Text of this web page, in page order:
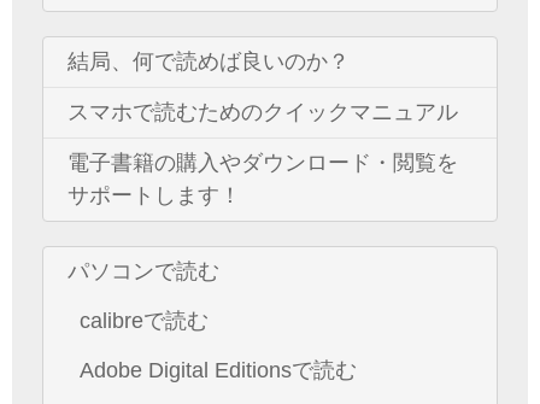
結局、何で読めば良いのか？
スマホで読むためのクイックマニュアル
電子書籍の購入やダウンロード・閲覧を
サポートします！
パソコンで読む
calibreで読む
Adobe Digital Editionsで読む